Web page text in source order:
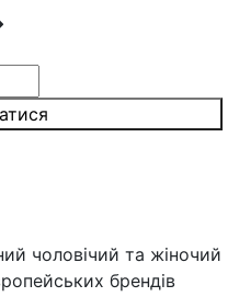
чоловічий та жіночий
брендів